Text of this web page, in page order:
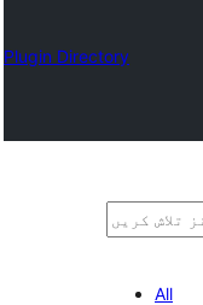
Plugin Directory
تلاش
All